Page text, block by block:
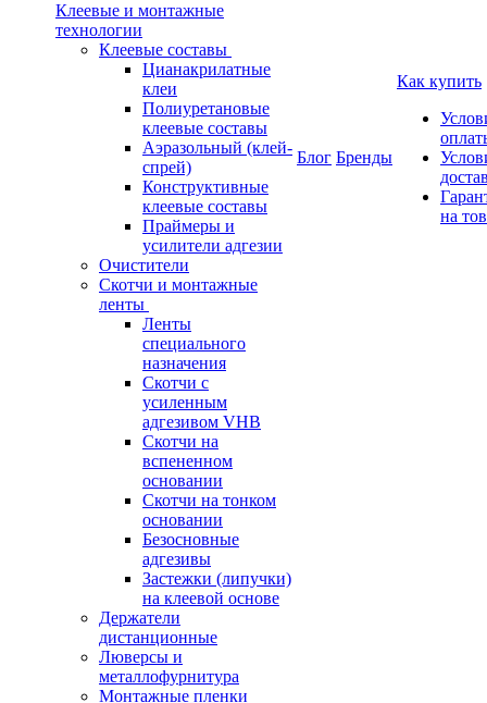
Клеевые и монтажные
технологии
Клеевые составы
Цианакрилатные
клеи
Полиуретановые
клеевые составы
Аэразольный (клей-
спрей)
Конструктивные
клеевые составы
Праймеры и
усилители адгезии
Очистители
Скотчи и монтажные
ленты
Ленты
специального
назначения
Скотчи с
усиленным
адгезивом VHB
Скотчи на
вспененном
основании
Скотчи на тонком
основании
Безосновные
адгезивы
Застежки (липучки)
на клеевой основе
Держатели
дистанционные
Люверсы и
металлофурнитура
Монтажные пленки
Блог Бренды
Как купить
на